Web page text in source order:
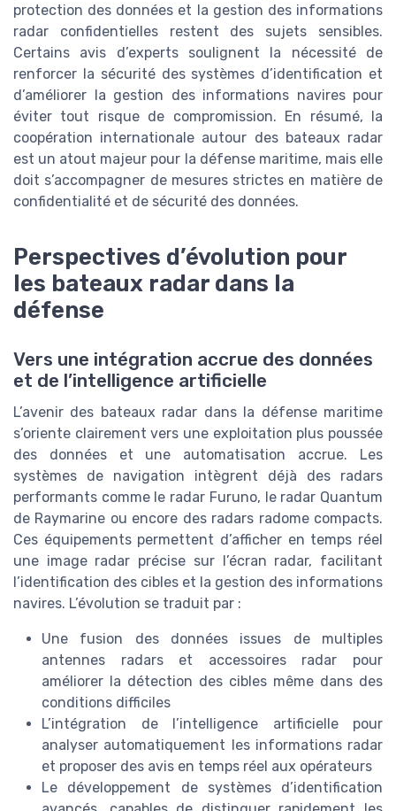
protection des données et la gestion des informations
radar confidentielles restent des sujets sensibles.
Certains avis d’experts soulignent la nécessité de
renforcer la sécurité des systèmes d’identification et
d’améliorer la gestion des informations navires pour
éviter tout risque de compromission. En résumé, la
coopération internationale autour des bateaux radar
est un atout majeur pour la défense maritime, mais elle
doit s’accompagner de mesures strictes en matière de
confidentialité et de sécurité des données.
Perspectives d’évolution pour
les bateaux radar dans la
défense
Vers une intégration accrue des données
et de l’intelligence artificielle
L’avenir des bateaux radar dans la défense maritime
s’oriente clairement vers une exploitation plus poussée
des données et une automatisation accrue. Les
systèmes de navigation intègrent déjà des radars
performants comme le radar Furuno, le radar Quantum
de Raymarine ou encore des radars radome compacts.
Ces équipements permettent d’afficher en temps réel
une image radar précise sur l’écran radar, facilitant
l’identification des cibles et la gestion des informations
navires. L’évolution se traduit par :
Une fusion des données issues de multiples
antennes radars et accessoires radar pour
améliorer la détection des cibles même dans des
conditions difficiles
L’intégration de l’intelligence artificielle pour
analyser automatiquement les informations radar
et proposer des avis en temps réel aux opérateurs
Le développement de systèmes d’identification